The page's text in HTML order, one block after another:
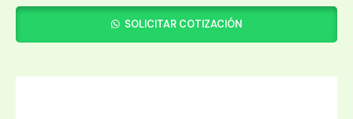
SOLICITAR COTIZACIÓN